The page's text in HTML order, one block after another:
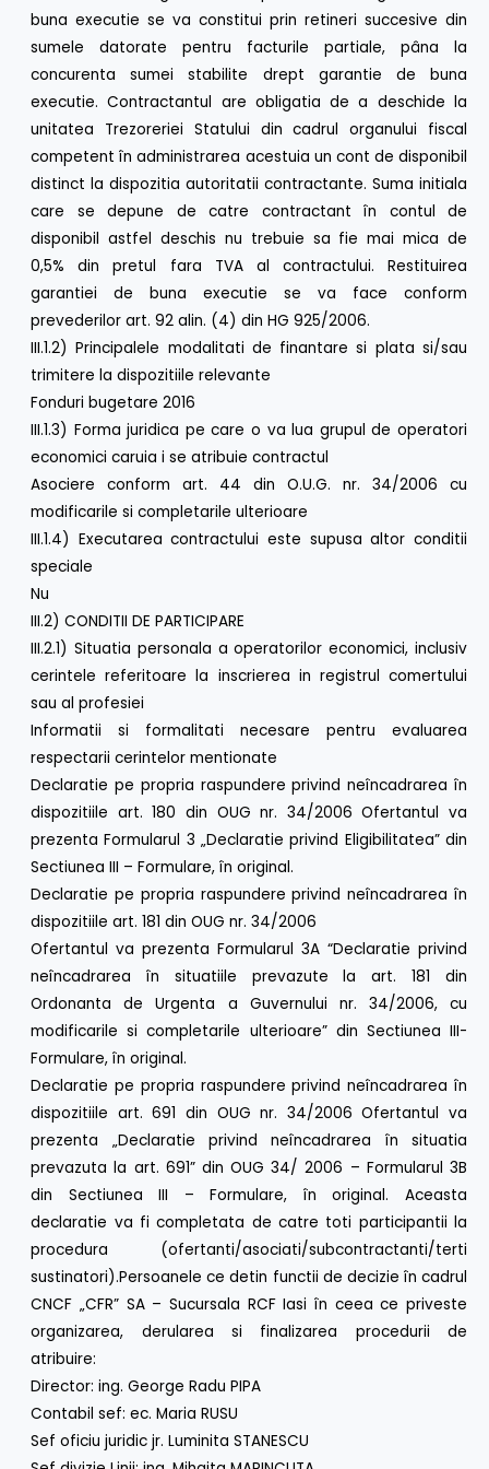
buna executie se va constitui prin retineri succesive din
sumele datorate pentru facturile partiale, pâna la
concurenta sumei stabilite drept garantie de buna
executie. Contractantul are obligatia de a deschide la
unitatea Trezoreriei Statului din cadrul organului fiscal
competent în administrarea acestuia un cont de disponibil
distinct la dispozitia autoritatii contractante. Suma initiala
care se depune de catre contractant în contul de
disponibil astfel deschis nu trebuie sa fie mai mica de
0,5% din pretul fara TVA al contractului. Restituirea
garantiei de buna executie se va face conform
prevederilor art. 92 alin. (4) din HG 925/2006.
III.1.2) Principalele modalitati de finantare si plata si/sau
trimitere la dispozitiile relevante
Fonduri bugetare 2016
III.1.3) Forma juridica pe care o va lua grupul de operatori
economici caruia i se atribuie contractul
Asociere conform art. 44 din O.U.G. nr. 34/2006 cu
modificarile si completarile ulterioare
III.1.4) Executarea contractului este supusa altor conditii
speciale
Nu
III.2) CONDITII DE PARTICIPARE
III.2.1) Situatia personala a operatorilor economici, inclusiv
cerintele referitoare la inscrierea in registrul comertului
sau al profesiei
Informatii si formalitati necesare pentru evaluarea
respectarii cerintelor mentionate
Declaratie pe propria raspundere privind neîncadrarea în
dispozitiile art. 180 din OUG nr. 34/2006 Ofertantul va
prezenta Formularul 3 „Declaratie privind Eligibilitatea” din
Sectiunea III – Formulare, în original.
Declaratie pe propria raspundere privind neîncadrarea în
dispozitiile art. 181 din OUG nr. 34/2006
Ofertantul va prezenta Formularul 3A “Declaratie privind
neîncadrarea în situatiile prevazute la art. 181 din
Ordonanta de Urgenta a Guvernului nr. 34/2006, cu
modificarile si completarile ulterioare” din Sectiunea III-
Formulare, în original.
Declaratie pe propria raspundere privind neîncadrarea în
dispozitiile art. 691 din OUG nr. 34/2006 Ofertantul va
prezenta „Declaratie privind neîncadrarea în situatia
prevazuta la art. 691” din OUG 34/ 2006 – Formularul 3B
din Sectiunea III – Formulare, în original. Aceasta
declaratie va fi completata de catre toti participantii la
procedura (ofertanti/asociati/subcontractanti/terti
sustinatori).Persoanele ce detin functii de decizie în cadrul
CNCF „CFR” SA – Sucursala RCF Iasi în ceea ce priveste
organizarea, derularea si finalizarea procedurii de
atribuire:
Director: ing. George Radu PIPA
Contabil sef: ec. Maria RUSU
Sef oficiu juridic jr. Luminita STANESCU